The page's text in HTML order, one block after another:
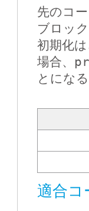
先のコ
ブロッ
初期化
場合、
とにな
適合コ